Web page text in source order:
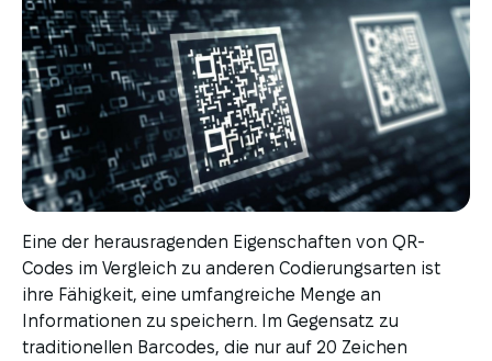
Eine der herausragenden Eigenschaften von QR-
Codes im Vergleich zu anderen Codierungsarten ist
ihre Fähigkeit, eine umfangreiche Menge an
Informationen zu speichern. Im Gegensatz zu
traditionellen Barcodes, die nur auf 20 Zeichen